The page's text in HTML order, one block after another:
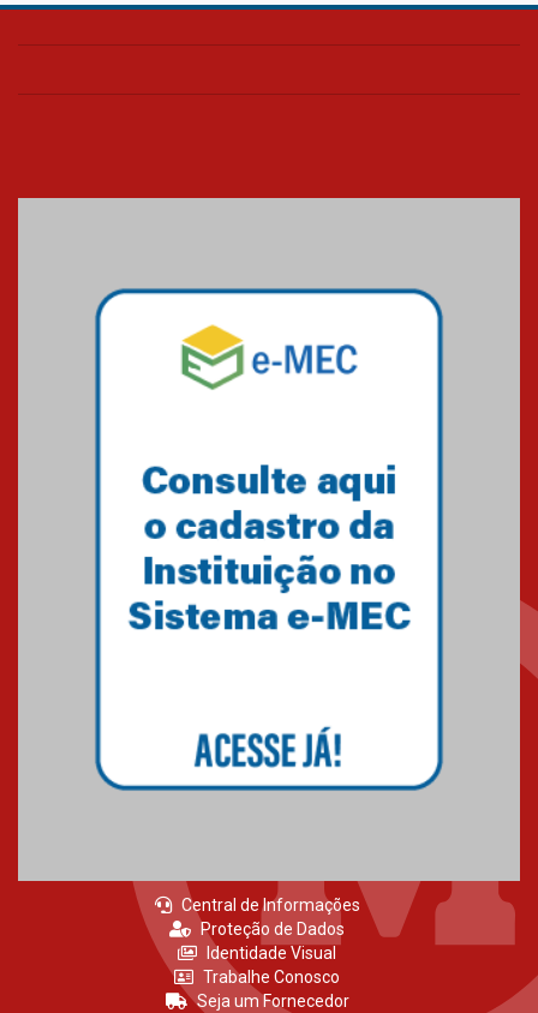
Confira como foi o culto mensal
Mackenzie mobiliza campanha
solidária para apoiar famílias em
Minas Gerais
Primeiro culto do ano ressalta o
27.02.2026
Central de Informações
Proteção de Dados
Identidade Visual
Trabalhe Conosco
Seja um Fornecedor